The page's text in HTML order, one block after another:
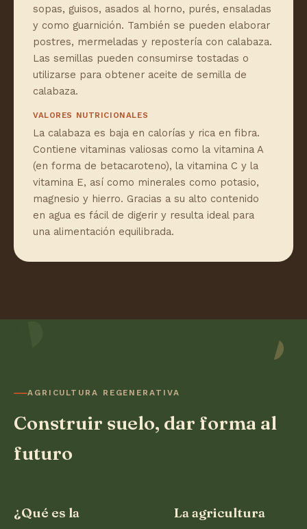
sopas, guisos, asados al horno, purés, ensaladas
y como guarnición. También se pueden elaborar
postres, mermeladas y repostería con calabaza.
Las semillas pueden consumirse tostadas o
utilizarse para obtener aceite de semilla de
calabaza.
VALORES NUTRICIONALES
La calabaza es baja en calorías y rica en fibra.
Contiene vitaminas valiosas como la vitamina A
(en forma de betacaroteno), la vitamina C y la
vitamina E, así como minerales como potasio,
magnesio y hierro. Gracias a su alto contenido
en agua es fácil de digerir y resulta ideal para
una alimentación equilibrada.
AGRICULTURA REGENERATIVA
Construir suelo, dar forma al
futuro
¿Qué es la
La agricultura